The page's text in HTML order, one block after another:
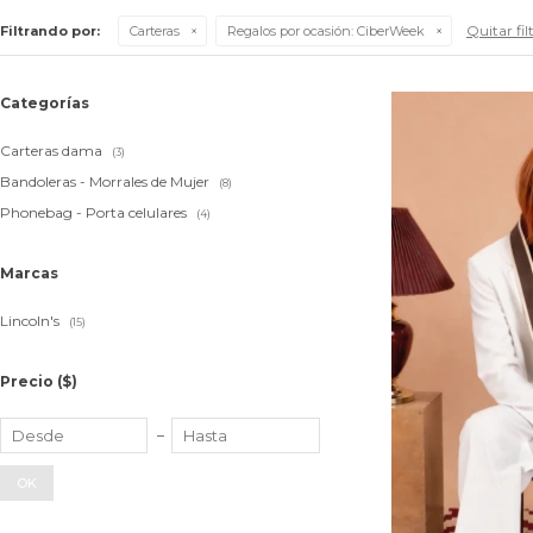
Filtrando por: Carteras Regalos por ocasión: CiberWeek Quitar
Categorías
Carteras dama (3)
Bandoleras - Morrales de Mujer (8)
Phonebag - Porta celulares (4)
Marcas
Lincoln's (15)
Precio ($)
OK